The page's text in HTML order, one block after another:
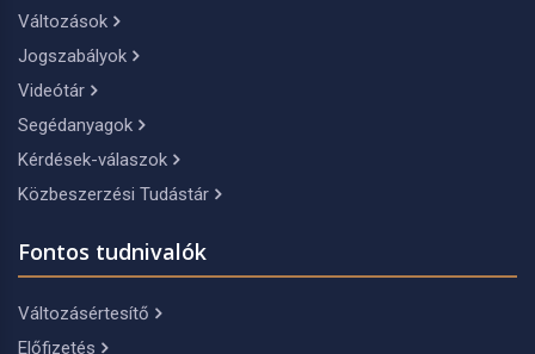
Változások
Jogszabályok
Videótár
Segédanyagok
Kérdések-válaszok
Közbeszerzési Tudástár
Fontos tudnivalók
Változásértesítő
Előfizetés